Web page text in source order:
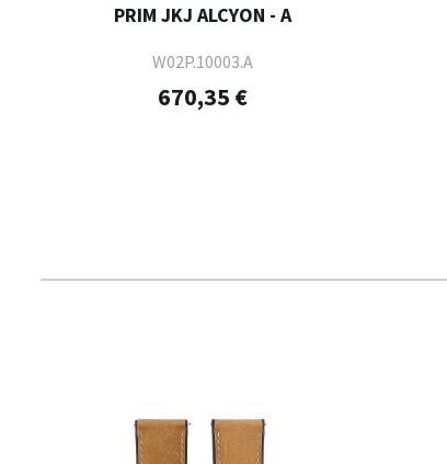
PRIM JKJ ALCYON - A
W02P.10003.A
670,35 €